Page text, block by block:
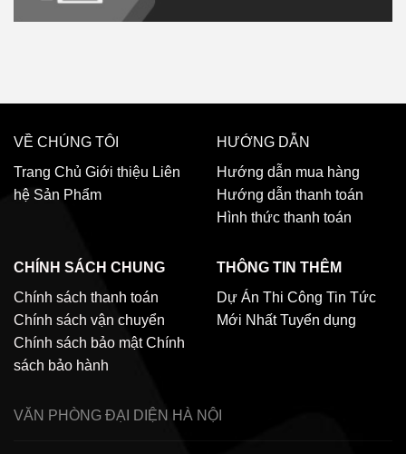
VỀ CHÚNG TÔI
Trang Chủ Giới thiệu Liên
hệ Sản Phẩm
HƯỚNG DẪN
Hướng dẫn mua hàng
Hướng dẫn thanh toán
Hình thức thanh toán
CHÍNH SÁCH CHUNG
Chính sách thanh toán
Chính sách vận chuyển
Chính sách bảo mật Chính
sách bảo hành
THÔNG TIN THÊM
Dự Án Thi Công Tin Tức
Mới Nhất Tuyển dụng
VĂN PHÒNG ĐẠI DIỆN HÀ NỘI